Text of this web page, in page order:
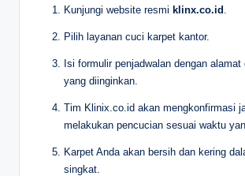
Kunjungi website resmi klinx.co.id
Pilih layanan cuci karpet kantor.
Isi formulir penjadwalan dengan alamat
yang diinginkan.
Tim Klinix.co.id akan mengkonfirmasi
melakukan pencucian sesuai waktu
Karpet Anda akan bersih dan kering
singkat.